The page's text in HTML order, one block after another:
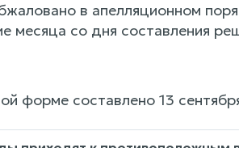
в апелляционном
месяца со дня составления
форме составлено 13